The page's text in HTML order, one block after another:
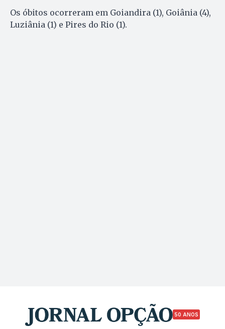
Os óbitos ocorreram em Goiandira (1), Goiânia (4),
Luziânia (1) e Pires do Rio (1).
50 ANOS